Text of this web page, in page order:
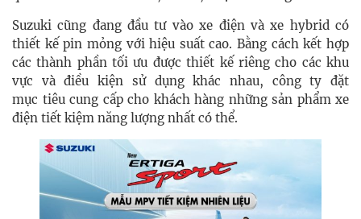
Suzuki cũng đang đầu tư vào xe điện và xe hybrid có
thiết kế pin mỏng với hiệu suất cao. Bằng cách kết hợp
các thành phần tối ưu được thiết kế riêng cho các khu
vực và điều kiện sử dụng khác nhau, công ty đặt
mục tiêu cung cấp cho khách hàng những sản phẩm xe
điện tiết kiệm năng lượng nhất có thể.